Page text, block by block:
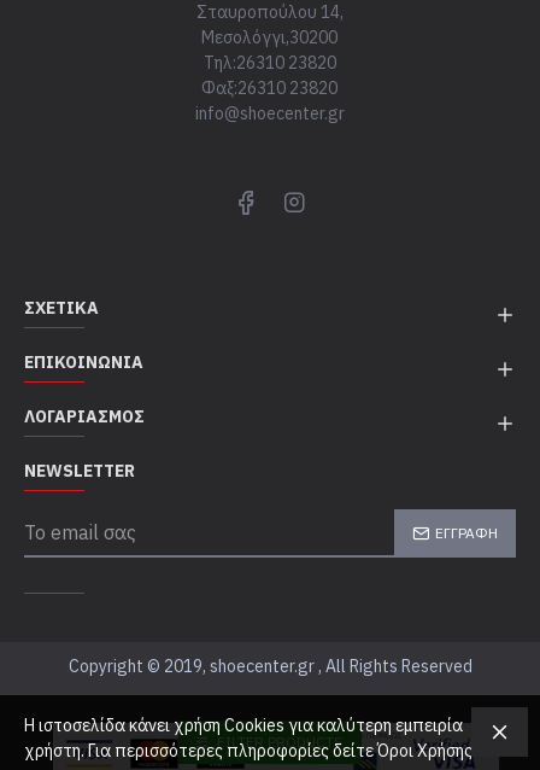
Σταυροπούλου 14,
Μεσολόγγι,30200
Τηλ:26310 23820
Φαξ:26310 23820
info@shoecenter.gr
ΣΧΕΤΙΚΆ
ΕΠΙΚΟΙΝΩΝΊΑ
ΛΟΓΑΡΙΑΣΜΌΣ
NEWSLETTER
ΕΓΓΡΑΦΉ
Copyright © 2019, shoecenter.gr , All Rights Reserved
Η ιστοσελίδα κάνει χρήση Cookies για καλύτερη εμπειρία
χρήστη. Για περισσότερες πληροφορίες δείτε Όροι Χρήσης
FILTER PRODUCTS